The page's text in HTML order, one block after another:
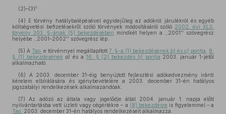
(2)–(3)8
(4) E törvény hatálybalépésével egyidejűleg az adókról járulékról és egyéb
költségvetési befizetésekről szóló törvények módosításáról szóló 2002. évi XLII.
törvény 303. §-ának (5) bekezdésében mindkét helyen a ,,2001'' szövegrész
helyébe ,,2001–2002'' szövegrész lép.
(5) A Tao. e törvénnyel megállapított 7. §-a (1) bekezdésének b) és c) pontja
8.
§ (1) bekezdésének a) és a 16. § (2) bekezdés h) pontja 2003. január 1-jétől
alkalmazható.
(6) A 2003. december 31-éig benyújtott fejlesztési adókedvezmény iránti
kérelem elbírálására és igénybevételére a 2003. december 31-én hatályos
jogszabályi rendelkezések alkalmazandóak.
(7) Az adózó az általa vagy jogelődje által 2004. január 1. napja előtt
nyilvántartásba vett üzleti vagy cégértékre – a (8) bekezdésre is figyelemmel – a
Tao. 2003. december 31-én hatályos rendelkezéseit alkalmazza.